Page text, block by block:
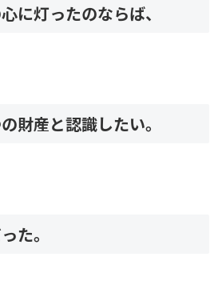
に灯ったのならば、
財産と認識したい。
た。